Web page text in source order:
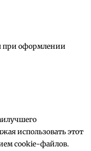
при оформлении
использовать этот
cookie-файлов.